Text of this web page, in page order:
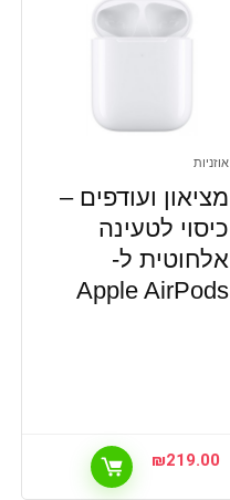
אוזניות
מציאון ועודפים –
כיסוי לטעינה
אלחוטית ל-
Apple AirPods
₪219.00